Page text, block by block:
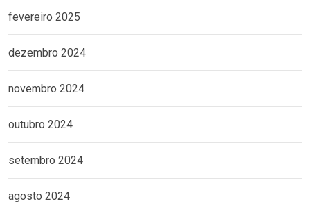
fevereiro 2025
dezembro 2024
novembro 2024
outubro 2024
setembro 2024
agosto 2024